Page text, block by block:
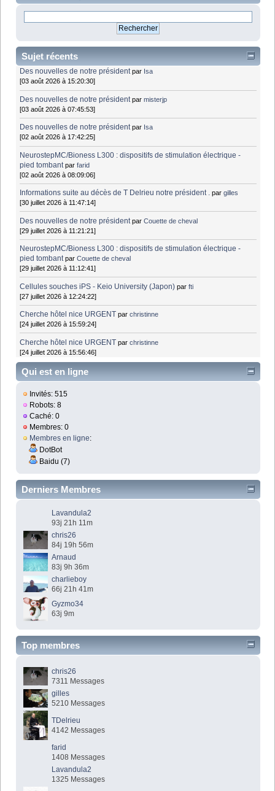
Sujet récents
Des nouvelles de notre président par Isa
[03 août 2026 à 15:20:30]
Des nouvelles de notre président parmisterjp
[03 août 2026 à 07:45:53]
Des nouvelles de notre président par Isa
[02 août 2026 à 17:42:25]
NeurostepMC/Bioness L300 : dispositifs de stimulation électrique -
pied tombant parfarid
[02 août 2026 à 08:09:06]
Informations suite au décès de T Delrieu notre président . pargilles
[30 juillet 2026 à 11:47:14]
Des nouvelles de notre président parCouette de cheval
[29 juillet 2026 à 11:21:21]
NeurostepMC/Bioness L300 : dispositifs de stimulation électrique -
pied tombant parCouette de cheval
[29 juillet 2026 à 11:12:41]
Cellules souches iPS - Keio University (Japon) parfti
[27 juillet 2026 à 12:24:22]
Cherche hôtel nice URGENT parchristinne
[24 juillet 2026 à 15:59:24]
Cherche hôtel nice URGENT parchristinne
[24 juillet 2026 à 15:56:46]
Qui est en ligne
Invités: 515
Robots: 8
Caché: 0
Membres: 0
Membres en ligne:
DotBot
Baidu (7)
Derniers Membres
Lavandula2
93j 21h 11m
chris26
84j 19h 56m
Arnaud
83j 9h 36m
charlieboy
66j 21h 41m
Gyzmo34
63j 9m
Top membres
chris26
7311 Messages
gilles
5210 Messages
TDelrieu
4142 Messages
farid
1408 Messages
Lavandula2
1325 Messages